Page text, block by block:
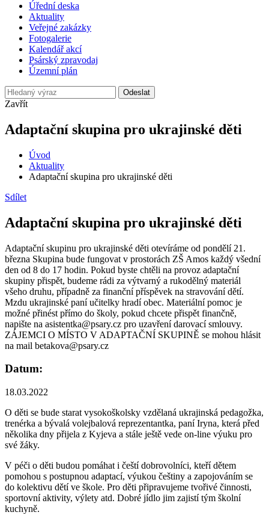
Úřední deska
Aktuality
Veřejné zakázky
Fotogalerie
Kalendář akcí
Psárský zpravodaj
Územní plán
Odeslat
Zavřít
Adaptační skupina pro ukrajinské děti
Úvod
Aktuality
Adaptační skupina pro ukrajinské děti
Sdílet
Adaptační skupina pro ukrajinské děti
Adaptační skupinu pro ukrajinské děti otevíráme od pondělí 21.
března Skupina bude fungovat v prostorách ZŠ Amos každý všední
den od 8 do 17 hodin. Pokud byste chtěli na provoz adaptační
skupiny přispět, budeme rádi za výtvarný a rukodělný materiál
všeho druhu, případně za finanční příspěvek na stravování dětí.
Mzdu ukrajinské paní učitelky hradí obec. Materiální pomoc je
možné přinést přímo do školy, pokud chcete přispět finančně,
napište na asistentka@psary.cz pro uzavření darovací smlouvy.
ZÁJEMCI O MÍSTO V ADAPTAČNÍ SKUPINĚ se mohou hlásit
na mail betakova@psary.cz
Datum:
18.03.2022
O děti se bude starat vysokoškolsky vzdělaná ukrajinská pedagožka,
trenérka a bývalá volejbalová reprezentantka, paní Iryna, která před
několika dny přijela z Kyjeva a stále ještě vede on-line výuku pro
své žáky.
V péči o děti budou pomáhat i čeští dobrovolníci, kteří dětem
pomohou s postupnou adaptací, výukou češtiny a zapojováním se
do kolektivu dětí ve škole. Pro děti připravujeme tvořivé činnosti,
sportovní aktivity, výlety atd. Dobré jídlo jim zajistí tým školní
kuchyně.